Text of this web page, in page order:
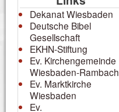
Dekanat Wiesbaden
Deutsche Bibel
Gesellschaft
EKHN-Stiftung
Ev. Kirchengemeinde
Wiesbaden-Rambach
Ev. Marktkirche
Wiesbaden
Ev.